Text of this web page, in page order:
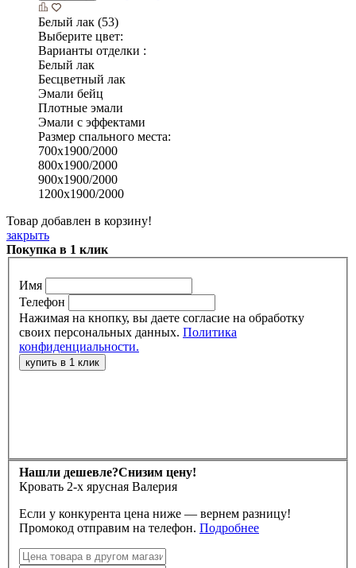
Белый лак (53)
Выберите цвет:
Варианты отделки :
Белый лак
Бесцветный лак
Эмали бейц
Плотные эмали
Эмали с эффектами
Размер спального места:
700х1900/2000
800х1900/2000
900х1900/2000
1200х1900/2000
Товар добавлен в корзину!
закрыть
Покупка в 1 клик
Имя
Телефон
Нажимая на кнопку, вы даете согласие на обработку
своих персональных данных. Политика
конфиденциальности.
Нашли дешевле?Снизим цену!
Кровать 2-х ярусная Валерия
Если у конкурента цена ниже — вернем разницу!
Промокод отправим на телефон. Подробнее